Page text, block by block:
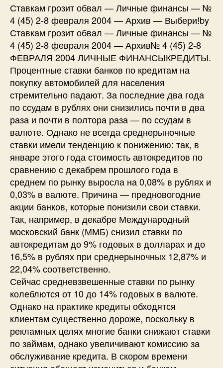
Ставкам грозит обвал — Личные финансы — №
4 (45) 2-8 февраля 2004 — Архив — Выбери!by
Ставкам грозит обвал — Личные финансы — №
4 (45) 2-8 февраля 2004 — Архив№ 4 (45) 2-8
ФЕВРАЛЯ 2004 ЛИЧНЫЕ ФИНАНСЫКРЕДИТЫ.
Процентные ставки банков по кредитам на
покупку автомобилей для населения
стремительно падают. За последние два года
по ссудам в рублях они снизились почти в два
раза и почти в полтора раза — по ссудам в
валюте. Однако не всегда среднерыночные
ставки имели тенденцию к понижению: так, в
январе этого года стоимость автокредитов по
сравнению с декабрем прошлого года в
среднем по рынку выросла на 0,08% в рублях и
0,03% в валюте. Причина — предновогодние
акции банков, которые понизили свои ставки.
Так, например, в декабре Международный
московский банк (ММБ) снизил ставки по
автокредитам до 9% годовых в долларах и до
16,5% в рублях при среднерыночных 12,87% и
22,04% соответственно.
Сейчас средневзвешенные ставки по рынку
колеблются от 10 до 14% годовых в валюте.
Однако на практике кредиты обходятся
клиентам существенно дороже, поскольку в
рекламных целях многие банки снижают ставки
по займам, однако увеличивают комиссию за
обслуживание кредита. В скором времени